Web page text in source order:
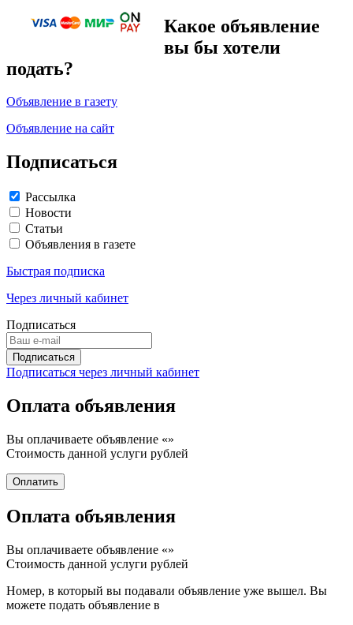
Какое объявление
вы бы хотели
подать?
Объявление в газету
Объявление на сайт
Подписаться
Рассылка
Новости
Статьи
Объявления в газете
Быстрая подписка
Через личный кабинет
Подписаться
Подписаться через личный кабинет
Оплата объявления
Вы оплачиваете объявление «»
Стоимость данной услуги рублей
Оплата объявления
Вы оплачиваете объявление «»
Стоимость данной услуги рублей
Номер, в который вы подавали объявление уже вышел. Вы
можете подать объявление в